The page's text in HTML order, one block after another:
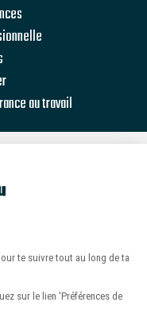
au travail
sur notre
te suivre tout au long de ta
sur le lien 'Préférences de